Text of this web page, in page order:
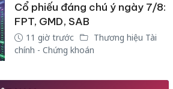
Cổ phiếu đáng chú ý ngày 7/8:
FPT, GMD, SAB
11 giờ trước
Thương hiệu Tài
chính - Chứng khoán